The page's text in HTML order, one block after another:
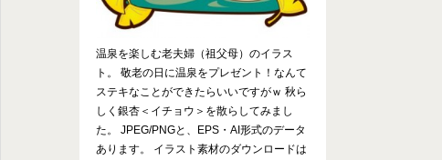
温泉を楽しむ老夫婦（祖父母）のイラス
ト。 敬老の日に温泉をプレゼント！なんて
ステキなことができたらいいですがｗ 秋ら
しく銀杏＜イチョウ＞を散らしてみまし
た。 JPEG/PNGと、EPS・AI形式のデータ
あります。 イラスト素材のダウンロードは